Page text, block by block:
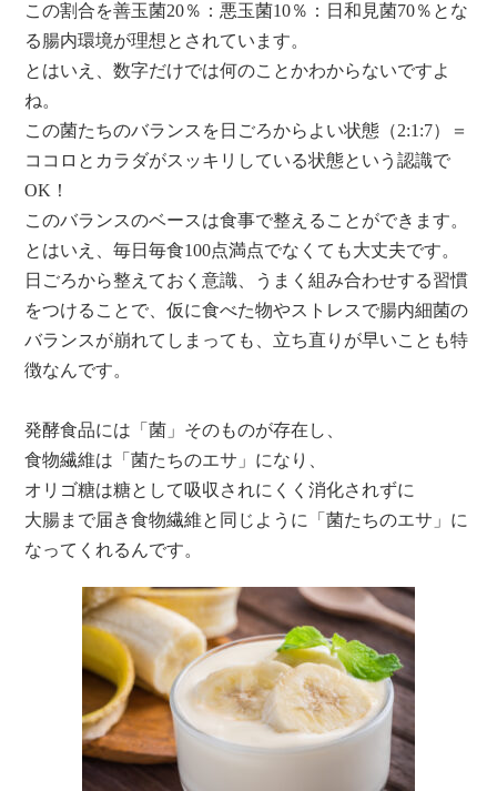
この割合を善玉菌20％：悪玉菌10％：日和見菌70％とな
る腸内環境が理想とされています。
とはいえ、数字だけでは何のことかわからないですよ
ね。
この菌たちのバランスを日ごろからよい状態（2:1:7）＝
ココロとカラダがスッキリしている状態という認識で
OK！
このバランスのベースは食事で整えることができます。
とはいえ、毎日毎食100点満点でなくても大丈夫です。
日ごろから整えておく意識、うまく組み合わせする習慣
をつけることで、仮に食べた物やストレスで腸内細菌の
バランスが崩れてしまっても、立ち直りが早いことも特
徴なんです。
発酵食品には「菌」そのものが存在し、
食物繊維は「菌たちのエサ」になり、
オリゴ糖は糖として吸収されにくく消化されずに
大腸まで届き食物繊維と同じように「菌たちのエサ」に
なってくれるんです。